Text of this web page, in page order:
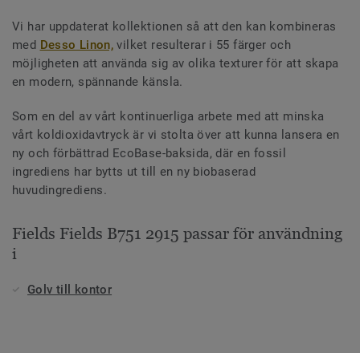
Vi har uppdaterat kollektionen så att den kan kombineras
med Desso Linon, vilket resulterar i 55 färger och
möjligheten att använda sig av olika texturer för att skapa
en modern, spännande känsla.
Som en del av vårt kontinuerliga arbete med att minska
vårt koldioxidavtryck är vi stolta över att kunna lansera en
ny och förbättrad EcoBase-baksida, där en fossil
ingrediens har bytts ut till en ny biobaserad
huvudingrediens.
Fields Fields B751 2915 passar för användning
i
Golv till kontor